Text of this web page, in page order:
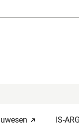
IS-